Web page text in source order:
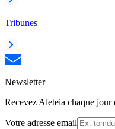
Tribunes
Newsletter
Recevez Aleteia chaque jour
Votre adresse email